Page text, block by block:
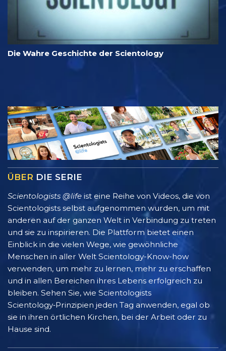
Die Wahre Geschichte der Scientology
ÜBER DIE SERIE
Scientologists @life ist eine Reihe von Videos, die von
Scientologists selbst aufgenommen wurden, um mit
anderen auf der ganzen Welt in Verbindung zu treten
und sie zu inspirieren. Die Plattform bietet einen
Einblick in die vielen Wege, wie gewöhnliche
Menschen in aller Welt Scientology-Know-how
verwenden, um mehr zu lernen, mehr zu erschaffen
und in allen Bereichen ihres Lebens erfolgreich zu
bleiben. Sehen Sie, wie Scientologists
Scientology‑Prinzipien jeden Tag anwenden, egal ob
sie in ihren örtlichen Kirchen, bei der Arbeit oder zu
Hause sind.